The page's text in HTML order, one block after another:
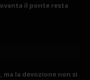
il ponte resta
la devozione non si